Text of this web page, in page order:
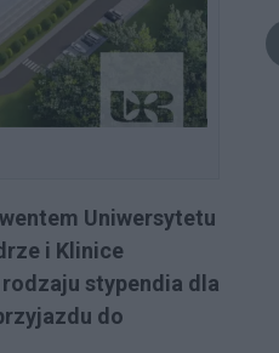
Uniwersytetu
i Klinice
stypendia dla
do